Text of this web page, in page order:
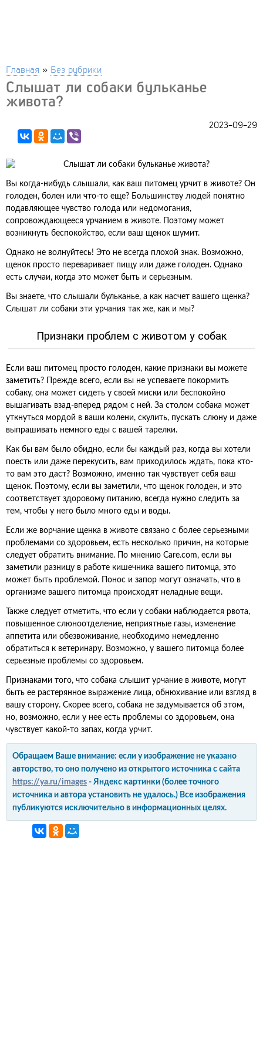
Главная » Без рубрики
Слышат ли собаки бульканье
живота?
2023-09-29
Вы когда-нибудь слышали, как ваш питомец урчит в животе? Он
голоден, болен или что-то еще? Большинству людей понятно
подавляющее чувство голода или недомогания,
сопровождающееся урчанием в животе. Поэтому может
возникнуть беспокойство, если ваш щенок шумит.
Однако не волнуйтесь! Это не всегда плохой знак. Возможно,
щенок просто переваривает пищу или даже голоден. Однако
есть случаи, когда это может быть и серьезным.
Вы знаете, что слышали бульканье, а как насчет вашего щенка?
Слышат ли собаки эти урчания так же, как и мы?
Признаки проблем с животом у собак
Если ваш питомец просто голоден, какие признаки вы можете
заметить? Прежде всего, если вы не успеваете покормить
собаку, она может сидеть у своей миски или беспокойно
вышагивать взад-вперед рядом с ней. За столом собака может
уткнуться мордой в ваши колени, скулить, пускать слюну и даже
выпрашивать немного еды с вашей тарелки.
Как бы вам было обидно, если бы каждый раз, когда вы хотели
поесть или даже перекусить, вам приходилось ждать, пока кто-
то вам это даст? Возможно, именно так чувствует себя ваш
щенок. Поэтому, если вы заметили, что щенок голоден, и это
соответствует здоровому питанию, всегда нужно следить за
тем, чтобы у него было много еды и воды.
Если же ворчание щенка в животе связано с более серьезными
проблемами со здоровьем, есть несколько причин, на которые
следует обратить внимание. По мнению Care.com, если вы
заметили разницу в работе кишечника вашего питомца, это
может быть проблемой. Понос и запор могут означать, что в
организме вашего питомца происходят неладные вещи.
Также следует отметить, что если у собаки наблюдается рвота,
повышенное слюноотделение, неприятные газы, изменение
аппетита или обезвоживание, необходимо немедленно
обратиться к ветеринару. Возможно, у вашего питомца более
серьезные проблемы со здоровьем.
Признаками того, что собака слышит урчание в животе, могут
быть ее растерянное выражение лица, обнюхивание или взгляд в
вашу сторону. Скорее всего, собака не задумывается об этом,
но, возможно, если у нее есть проблемы со здоровьем, она
чувствует какой-то запах, когда урчит.
Обращаем Ваше внимание: если у изображение не указано
авторство, то оно получено из открытого источника с сайта
https://ya.ru/images - Яндекс картинки (более точного
источника и автора установить не удалось.) Все изображения
публикуются исключительно в информационных целях.